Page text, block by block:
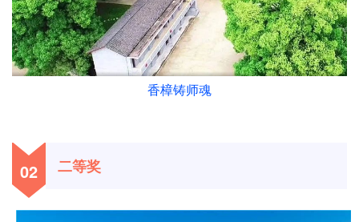
香樟铸师魂
02 二等奖